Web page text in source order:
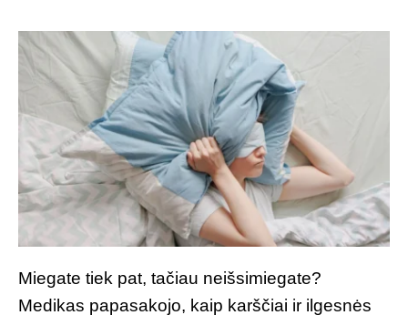
Miegate tiek pat, tačiau neišsimiegate?
Medikas papasakojo, kaip karščiai ir ilgesnės